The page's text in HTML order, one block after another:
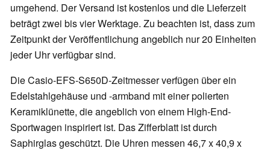
umgehend. Der Versand ist kostenlos und die Lieferzeit
beträgt zwei bis vier Werktage. Zu beachten ist, dass zum
Zeitpunkt der Veröffentlichung angeblich nur 20 Einheiten
jeder Uhr verfügbar sind.
Die Casio-EFS-S650D-Zeitmesser verfügen über ein
Edelstahlgehäuse und -armband mit einer polierten
Keramiklünette, die angeblich von einem High-End-
Sportwagen inspiriert ist. Das Zifferblatt ist durch
Saphirglas geschützt. Die Uhren messen 46,7 x 40,9 x